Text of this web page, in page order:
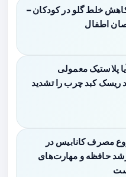
خلط گلو در کودکان –
اطفال
پلاستیک معمولی
ریسک کبد چرب را تشدید
مصرف کانابیس در
حافظه و مهارت‌های